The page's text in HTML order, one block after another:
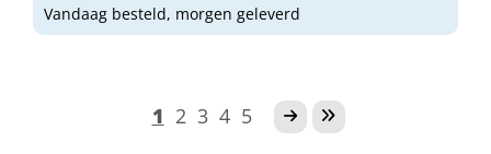
Vandaag besteld, morgen geleverd
1 2 3 4 5